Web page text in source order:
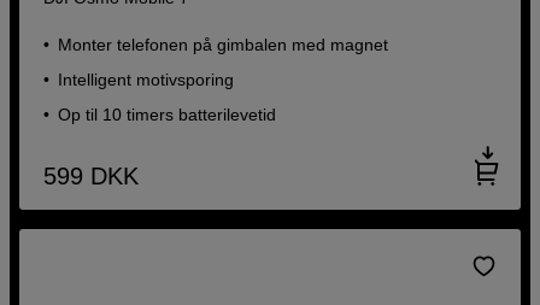
Monter telefonen på gimbalen med magnet
Intelligent motivsporing
Op til 10 timers batterilevetid
599 DKK